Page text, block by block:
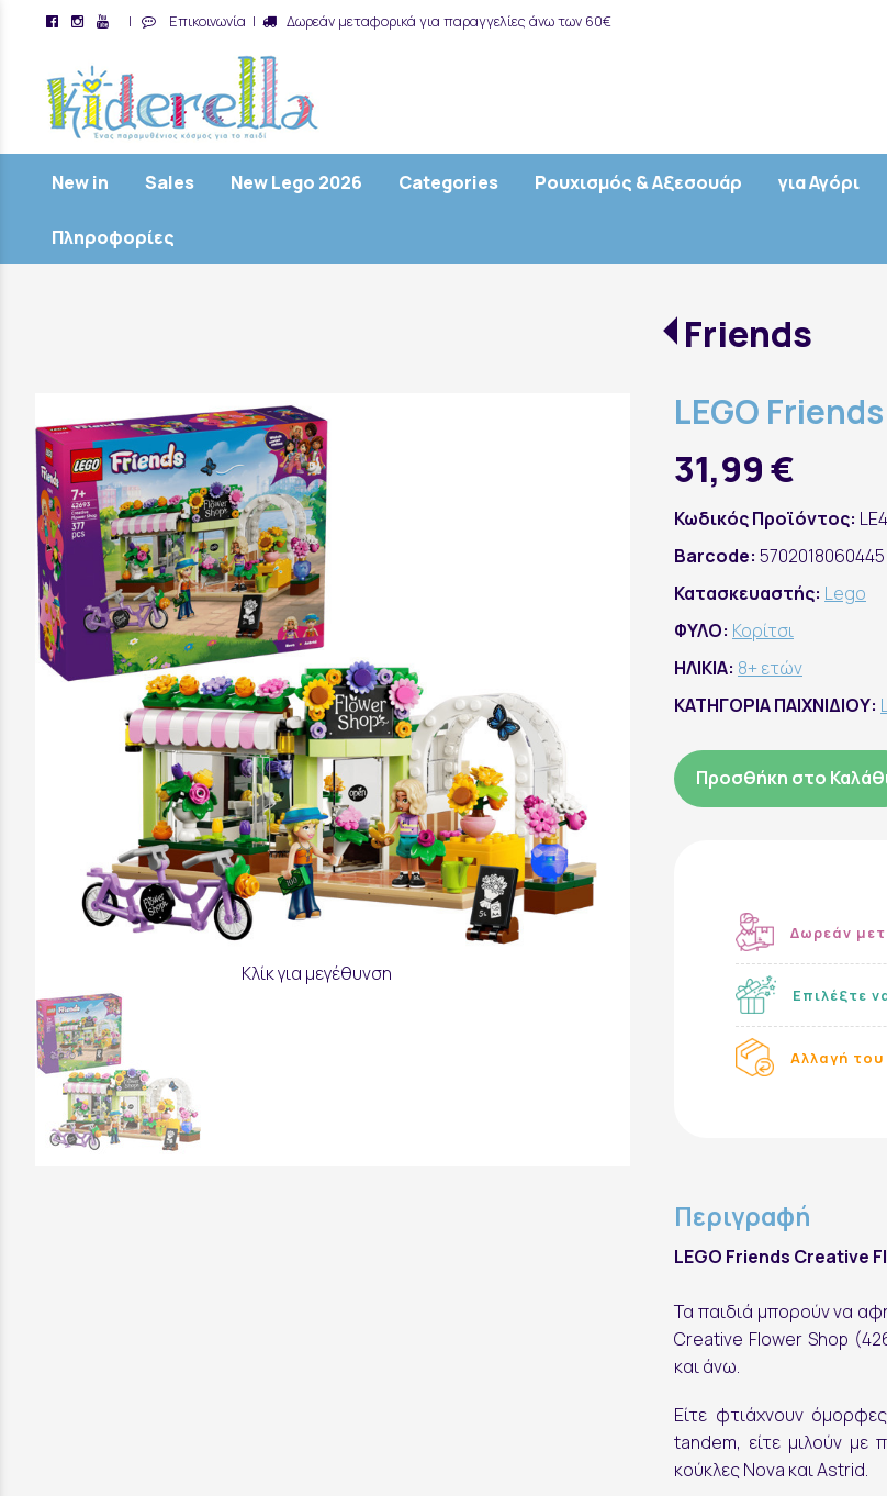
| Επικοινωνία | Δωρεάν μεταφορικά για παραγγελίες άνω των 60€
New in Sales New Lego 2026 Categories Ρουχισμός & Αξεσουάρ για Αγόρι
Πληροφορίες
Friends
Κλίκ για μεγέθυνση
LEGO
31,99 €
Κωδικός Προϊόντος:
Barcode: 5702018060445
Κατασκευαστής: Lego
ΦΥΛΟ: Κορίτσι
ΗΛΙΚΙΑ: 8+ ετών
ΚΑΤΗΓΟΡΙΑ ΠΑΙΧΝΙΔΙΟΥ:
Προσθήκη στο
Δωρεάν
Επιλέξτε
Αλλαγή
Περιγραφή
LEGO Friends Creative
Τα παιδιά μπορούν να
Creative Flower Shop
και άνω.
Είτε φτιάχνουν
tandem, είτε μιλούν με
κούκλες Nova και Astrid.
Εγγραφή στο